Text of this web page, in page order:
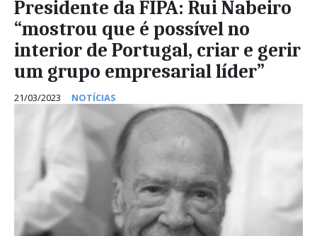
Presidente da FIPA: Rui Nabeiro
“mostrou que é possível no
interior de Portugal, criar e gerir
um grupo empresarial líder”
21/03/2023 NOTÍCIAS